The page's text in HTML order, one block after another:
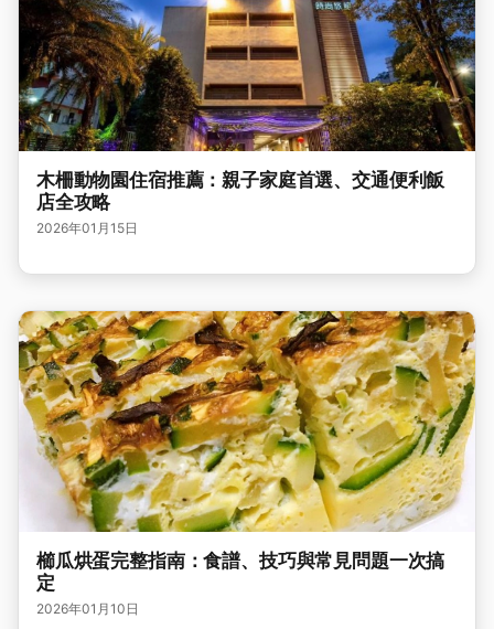
木柵動物園住宿推薦：親子家庭首選、交通便利飯
店全攻略
2026年01月15日
櫛瓜烘蛋完整指南：食譜、技巧與常見問題一次搞
定
2026年01月10日